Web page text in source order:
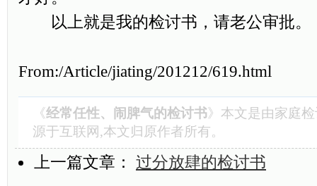
以上就是我的检讨书，请老公审批。
From:/Article/jiating/201212/619.html
《经常任性、闹脾气的检讨书》本文是由家庭
源于互联网,本文归原作者所有。
上一篇文章： 过分放肆的检讨书